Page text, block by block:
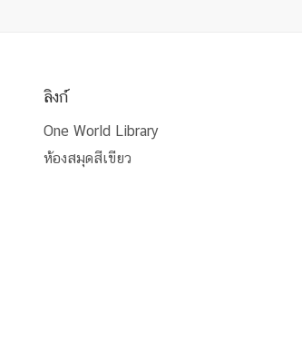
ลิงก์
One World Library
ห้องสมุดสีเขียว